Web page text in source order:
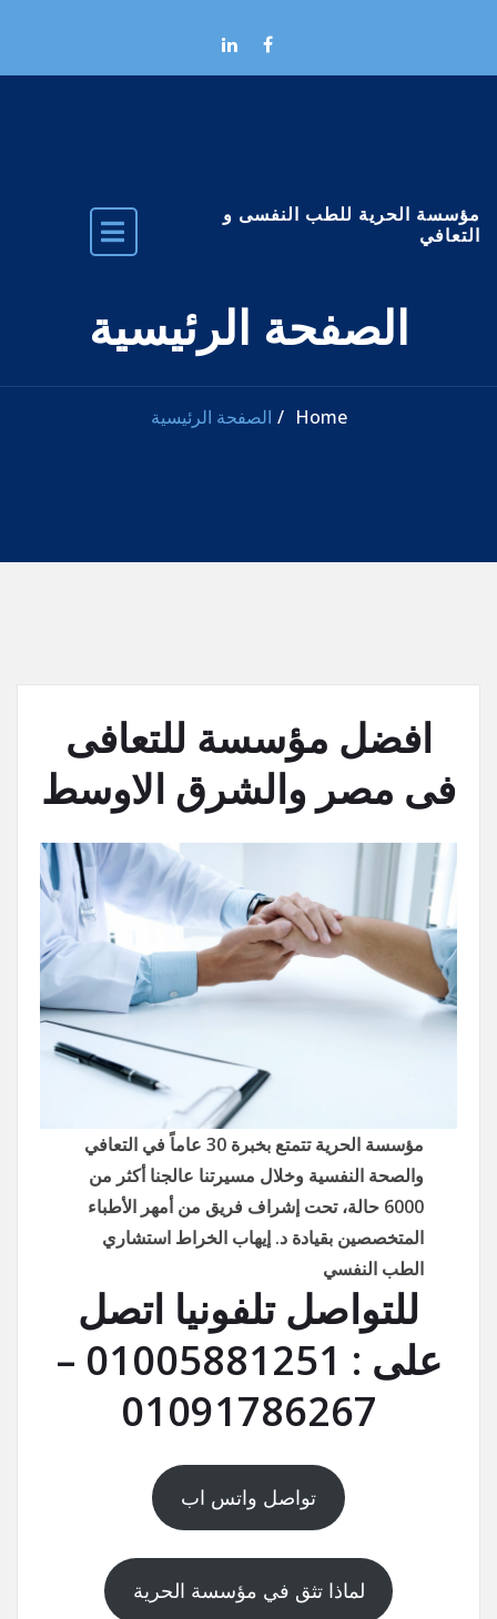
مؤسسة الحرية للطب النفسى و
التعافي
الصفحة الرئيسية
Home الصفحة الرئيسية
افضل مؤسسة للتعافى
فى مصر والشرق الاوسط
مؤسسة الحرية تتمتع بخبرة 30 عاماً في التعافي
والصحة النفسية وخلال مسيرتنا عالجنا أكثر من
6000 حالة، تحت إشراف فريق من أمهر الأطباء
المتخصصين بقيادة د. إيهاب الخراط استشاري
الطب النفسي
للتواصل تلفونيا اتصل
على : 01005881251 –
01091786267
تواصل واتس اب
لماذا تثق في مؤسسة الحرية